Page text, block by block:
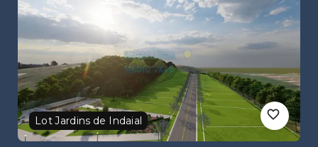
Lot Jardins de Indaial